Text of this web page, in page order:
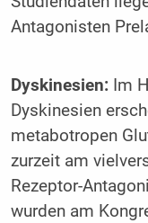
Antagonisten
Dyskinesien:Im
Dyskinesien
metabotropen
zurzeit am
Rezeptor-
wurden am